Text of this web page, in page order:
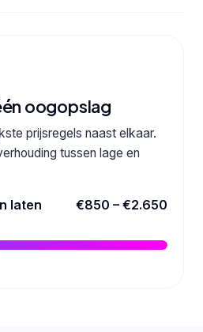
oogopslag
prijsregels naast elkaar.
tussen lage en
laten
€850 – €2.650